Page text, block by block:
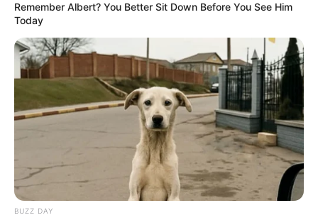
Remember Albert? You Better Sit Down Before You See Him
Today
BUZZ DAY